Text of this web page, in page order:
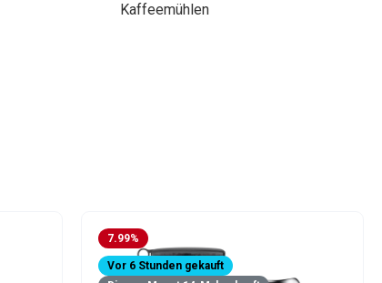
Kaffeemühlen
7.99%
Vor 6 Stunden gekauft